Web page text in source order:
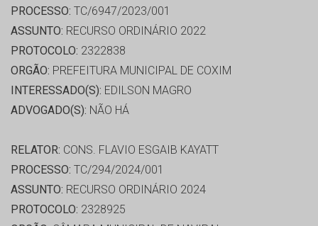
PROCESSO: TC/6947/2023/001
ASSUNTO: RECURSO ORDINÁRIO 2022
PROTOCOLO: 2322838
ORGÃO: PREFEITURA MUNICIPAL DE COXIM
INTERESSADO(S): EDILSON MAGRO
ADVOGADO(S): NÃO HÁ
RELATOR: CONS. FLAVIO ESGAIB KAYATT
PROCESSO: TC/294/2024/001
ASSUNTO: RECURSO ORDINÁRIO 2024
PROTOCOLO: 2328925